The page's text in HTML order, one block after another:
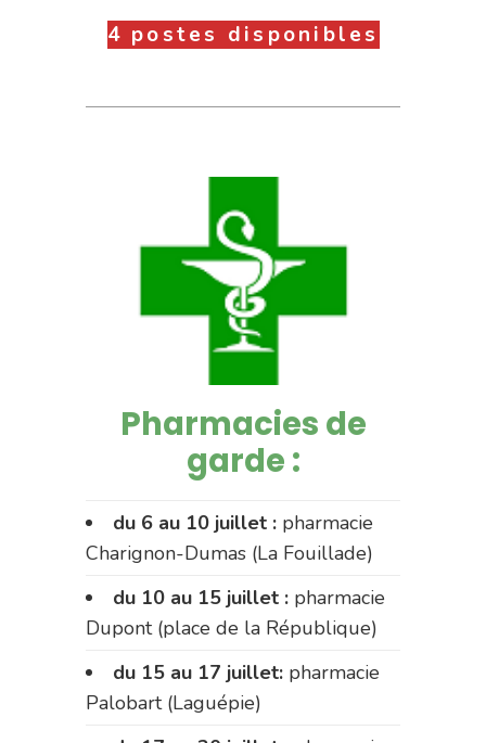
4 postes disponibles
Pharmacies de
garde :
du 6 au 10 juillet : pharmacie
Charignon-Dumas (La Fouillade)
du 10 au 15 juillet : pharmacie
Dupont (place de la République)
du 15 au 17 juillet: pharmacie
Palobart (Laguépie)